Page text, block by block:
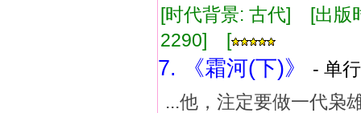
[时代背景: 古代] [出
2290] [
7. 《霜河(下)》
- 单
...他，注定要做一代枭